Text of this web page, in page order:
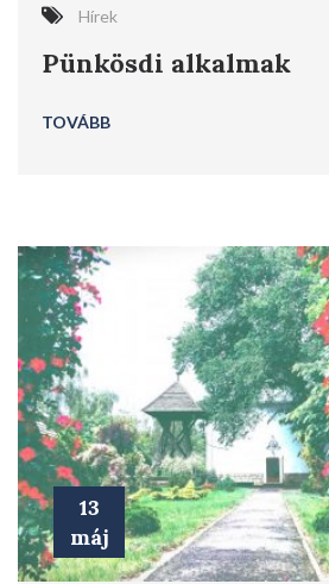
Hírek
Pünkösdi alkalmak
TOVÁBB
13
máj